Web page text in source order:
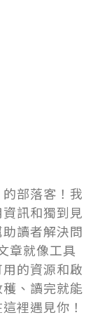
部落客！我
訊和獨到見
讀者解決問
章就像工具
的資源和啟
、讀完就能
裡遇見你！